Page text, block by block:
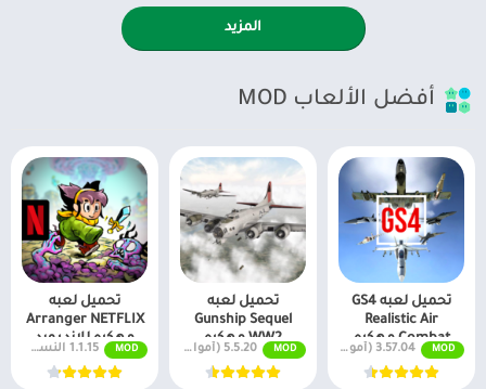
المزيد
أفضل الألعاب MOD
تحميل لعبه GS4
Realistic Air
Combat مهكره
للاندرويد MOD 3.57.04 (أموال لا نهائية + جميع المستويات)
تحميل لعبه
Gunship Sequel
WW2 مهكره
للاندرويد MOD 5.5.20 (أموال لا نهائية + جميع المستويات)
تحميل لعبه
Arranger NETFLIX
مهكره للاندرويد
MOD 1.1.15 النسخة كاملة